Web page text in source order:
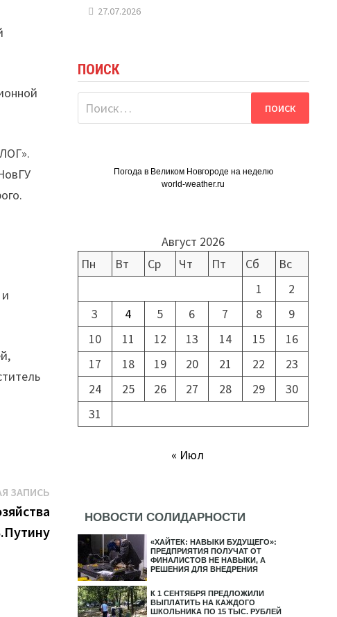
ЗАПИСЬСледующая
запись:
27.07.2026
ПОИСК
Найти:
Погода в Великом Новгороде на неделю
world-weather.ru
Август 2026
Пн
Вт Ср Чт Пт Сб
Вс
1
2
3
4 5 6 7 8
9
10
11 12 13 14 15
16
17
18 19 20 21 22
23
24
25 26 27 28 29
30
31
« Июл
НОВОСТИ СОЛИДАРНОСТИ
«ХАЙТЕК: НАВЫКИ БУДУЩЕГО»:
ПРЕДПРИЯТИЯ ПОЛУЧАТ ОТ
ФИНАЛИСТОВ НЕ НАВЫКИ, А
РЕШЕНИЯ ДЛЯ ВНЕДРЕНИЯ
К 1 СЕНТЯБРЯ ПРЕДЛОЖИЛИ
ВЫПЛАТИТЬ НА КАЖДОГО
ШКОЛЬНИКА ПО 15 ТЫС. РУБЛЕЙ